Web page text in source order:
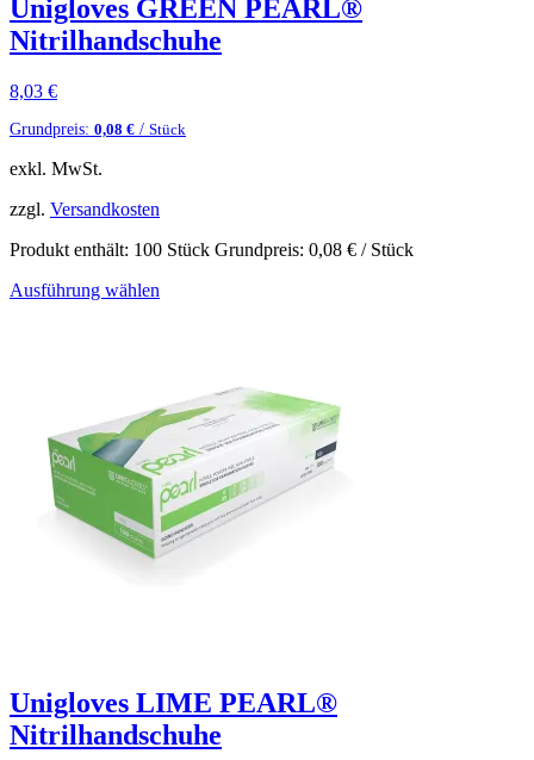
Unigloves GREEN PEARL®
Nitrilhandschuhe
8,03 €
Grundpreis: 0,08 € / Stück
exkl. MwSt.
zzgl. Versandkosten
Produkt enthält: 100 Stück Grundpreis: 0,08 € / Stück
Ausführung wählen
Unigloves LIME PEARL®
Nitrilhandschuhe